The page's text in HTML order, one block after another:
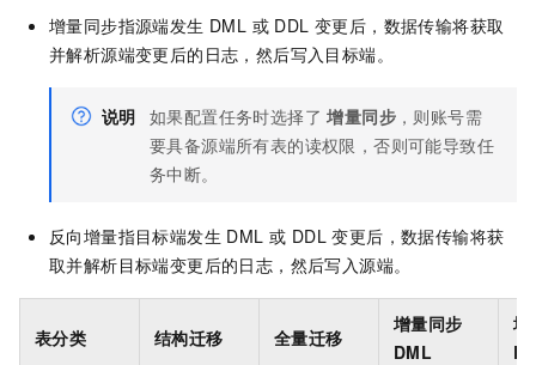
增量同步指源端发生 DML 或 DDL 变更后，数据传输将获取
并解析源端变更后的日志，然后写入目标端。
说明 如果配置任务时选择了增量同步 ，则账号需
要具备源端所有表的读权限，否则可能导致任
务中断。
反向增量指目标端发生 DML 或 DDL 变更后，数据传输将获
取并解析目标端变更后的日志，然后写入源端。
表分类 结构迁移 全量迁移
增量同步
DML
增